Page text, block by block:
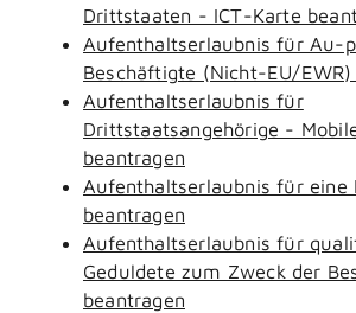
Drittstaaten - ICT-Karte
Aufenthaltserlaubnis für Au-
Beschäftigte (Nicht-EU/EWR)
Aufenthaltserlaubnis für
Drittstaatsangehörige -
beantragen
Aufenthaltserlaubnis für eine
beantragen
Aufenthaltserlaubnis für
Geduldete zum Zweck der
beantragen